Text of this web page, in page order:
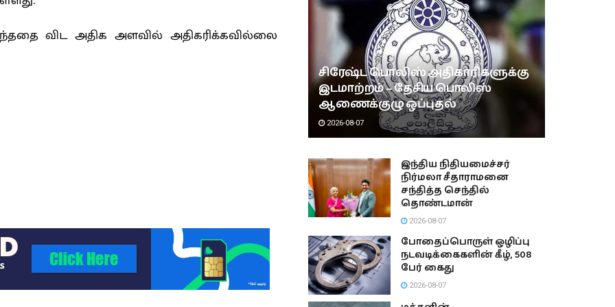
விட அதிக அளவில் அதிகரிக்கவில்லை
சிரேஷ்ட பொலிஸ் அதிகாரிகளுக்கு
இடமாற்றம் – தேசிய பொலிஸ்
ஆணைக்குழு ஒப்புதல்
2026-08-07
இந்திய நிதியமைச்சர்
நிர்மலா சீதாராமனை
சந்தித்த செந்தில்
தொண்டமான்
2026-08-07
போதைப்பொருள் ஒழிப்பு
நடவடிக்கைகளின் கீழ், 508
பேர் கைது
2026-08-07